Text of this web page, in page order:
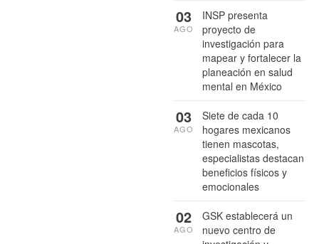
INSP presenta
proyecto de
investigación para
mapear y fortalecer la
planeación en salud
mental en México
03
AGO
Siete de cada 10
hogares mexicanos
tienen mascotas,
especialistas destacan
beneficios físicos y
emocionales
03
AGO
GSK establecerá un
nuevo centro de
02
AGO